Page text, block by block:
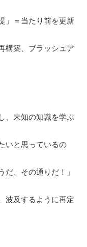
」＝当たり前を更新
構築、ブラッシュア
、未知の知識を学ぶ
いと思っているの
、その通りだ！」
波及するように再定